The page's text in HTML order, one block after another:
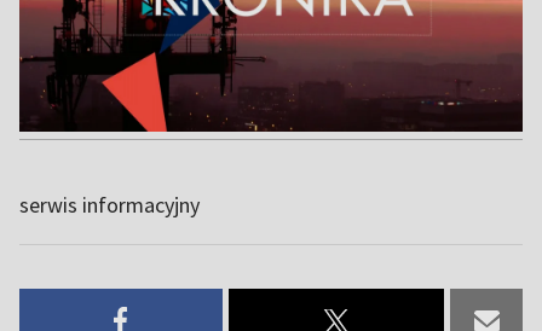
serwis informacyjny